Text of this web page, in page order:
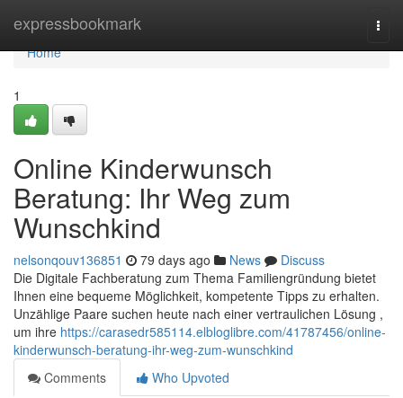
expressbookmark
Home
Home
1
Online Kinderwunsch
Beratung: Ihr Weg zum
Wunschkind
nelsonqouv136851 79 days ago News
Discuss
Die Digitale Fachberatung zum Thema Familiengründung bietet
Ihnen eine bequeme Möglichkeit, kompetente Tipps zu erhalten.
Unzählige Paare suchen heute nach einer vertraulichen Lösung ,
um ihre https://carasedr585114.elbloglibre.com/41787456/online-
kinderwunsch-beratung-ihr-weg-zum-wunschkind
Comments
Who Upvoted